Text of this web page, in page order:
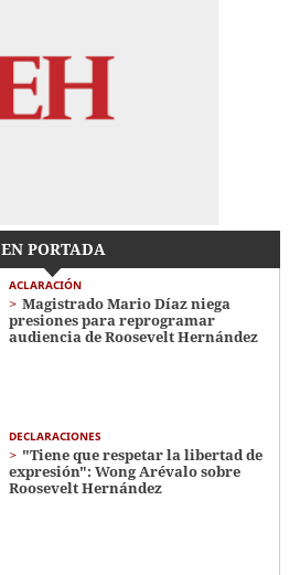
EN PORTADA
ACLARACIÓN
Magistrado Mario Díaz niega
presiones para reprogramar
audiencia de Roosevelt Hernández
DECLARACIONES
"Tiene que respetar la libertad de
expresión": Wong Arévalo sobre
Roosevelt Hernández